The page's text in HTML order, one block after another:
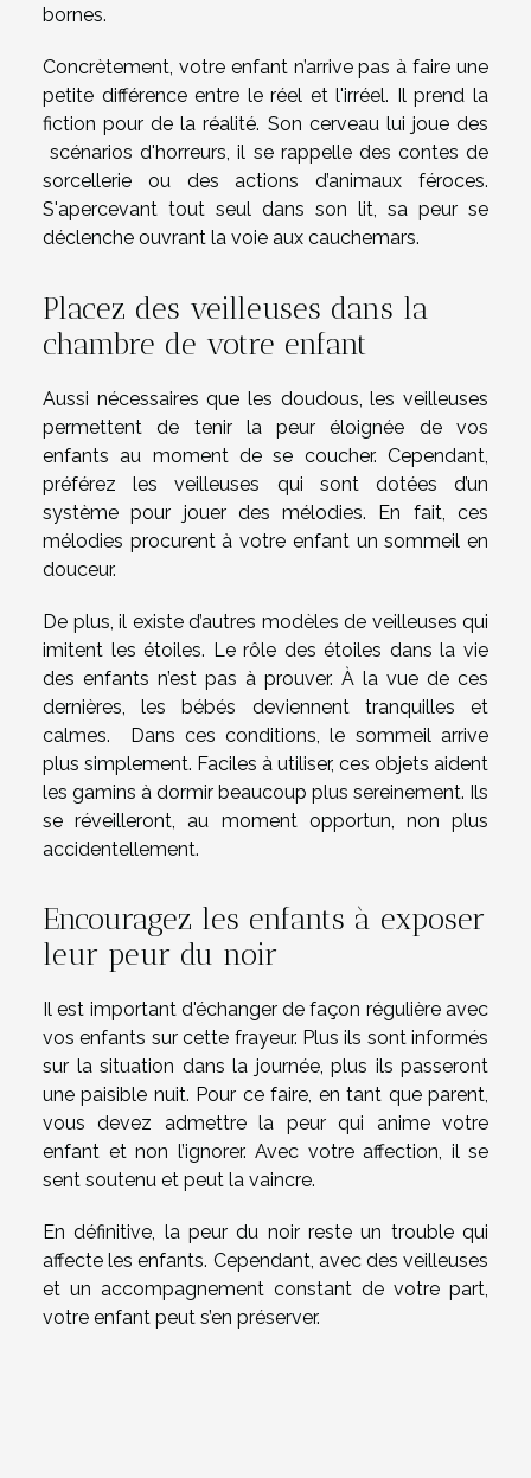
bornes.
Concrètement, votre enfant n’arrive pas à faire une
petite différence entre le réel et l'irréel. Il prend la
fiction pour de la réalité. Son cerveau lui joue des
scénarios d'horreurs, il se rappelle des contes de
sorcellerie ou des actions d’animaux féroces.
S'apercevant tout seul dans son lit, sa peur se
déclenche ouvrant la voie aux cauchemars.
Placez des veilleuses dans la
chambre de votre enfant
Aussi nécessaires que les doudous, les veilleuses
permettent de tenir la peur éloignée de vos
enfants au moment de se coucher. Cependant,
préférez les veilleuses qui sont dotées d’un
système pour jouer des mélodies. En fait, ces
mélodies procurent à votre enfant un sommeil en
douceur.
De plus, il existe d’autres modèles de veilleuses qui
imitent les étoiles. Le rôle des étoiles dans la vie
des enfants n’est pas à prouver. À la vue de ces
dernières, les bébés deviennent tranquilles et
calmes. Dans ces conditions, le sommeil arrive
plus simplement. Faciles à utiliser, ces objets aident
les gamins à dormir beaucoup plus sereinement. Ils
se réveilleront, au moment opportun, non plus
accidentellement.
Encouragez les enfants à exposer
leur peur du noir
Il est important d'échanger de façon régulière avec
vos enfants sur cette frayeur. Plus ils sont informés
sur la situation dans la journée, plus ils passeront
une paisible nuit. Pour ce faire, en tant que parent,
vous devez admettre la peur qui anime votre
enfant et non l’ignorer. Avec votre affection, il se
sent soutenu et peut la vaincre.
En définitive, la peur du noir reste un trouble qui
affecte les enfants. Cependant, avec des veilleuses
et un accompagnement constant de votre part,
votre enfant peut s’en préserver.